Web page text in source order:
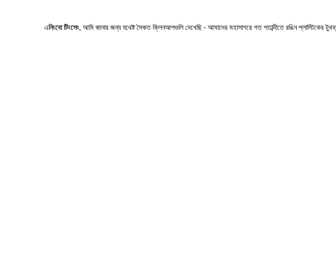
এনিংবো টিংসেং, আমি জানার জন্য যথেষ্ট সৈকত ক্লিনআপগুলি দেখেছি - আমাদের মহাসাগরে গত শতাব্দীতে রঙিন